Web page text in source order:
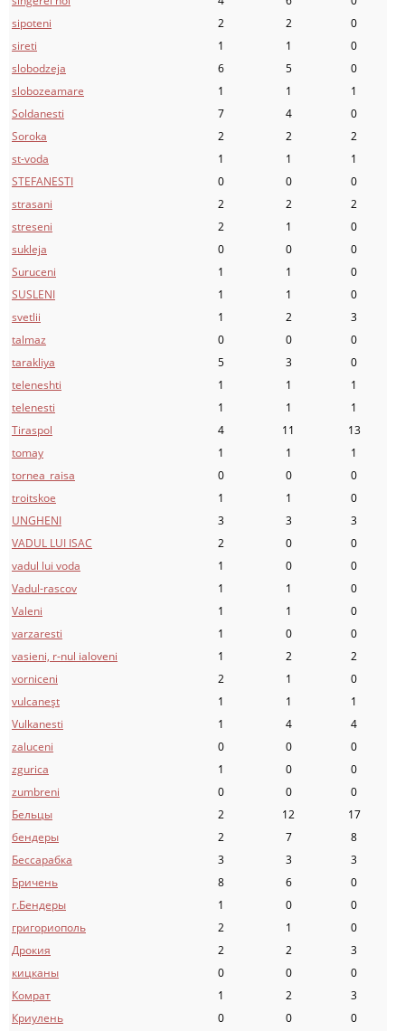
sipoteni
2 2
0
sireti
1 1
0
slobodzeja
6 5
0
slobozeamare
1 1
1
Soldanesti
7 4
0
Soroka
2 2
2
st-voda
1 1
1
STEFANESTI
0 0
0
strasani
2 2
2
streseni
2 1
0
sukleja
0 0
0
Suruceni
1 1
0
SUSLENI
1 1
0
svetlii
1 2
3
talmaz
0 0
0
tarakliya
5 3
0
teleneshti
1 1
1
telenesti
1 1
1
Tiraspol
4 11
13
tomay
1 1
1
tornea_raisa
0 0
0
troitskoe
1 1
0
UNGHENI
3 3
3
VADUL LUI ISAC
2 0
0
vadul lui voda
1 0
0
Vadul-rascov
1 1
0
Valeni
1 1
0
varzaresti
1 0
0
vasieni, r-nul ialoveni
1 2
2
vorniceni
2 1
0
vulcaneşt
1 1
1
Vulkanesti
1 4
4
zaluceni
0 0
0
zgurica
1 0
0
zumbreni
0 0
0
Бельцы
2 12
17
бендеры
2 7
8
Бессарабка
3 3
3
Бричень
8 6
0
г.Бендеры
1 0
0
григориополь
2 1
0
Дрокия
2 2
3
кицканы
0 0
0
Комрат
1 2
3
Криулень
0 0
0